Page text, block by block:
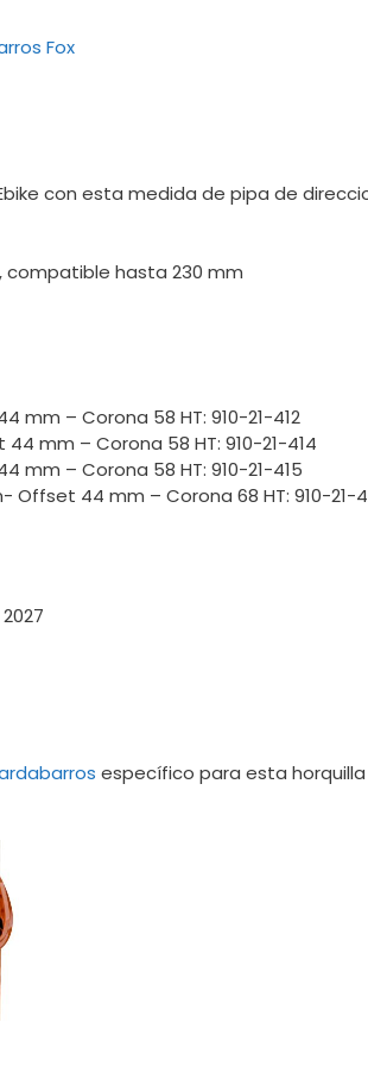
Fox
con esta medida de pipa de
compatible hasta 230 mm
mm – Corona 58 HT: 910-21-412
mm – Corona 58 HT: 910-21-414
mm – Corona 58 HT: 910-21-415
Offset 44 mm – Corona 68 HT: 910-21-
específico para esta